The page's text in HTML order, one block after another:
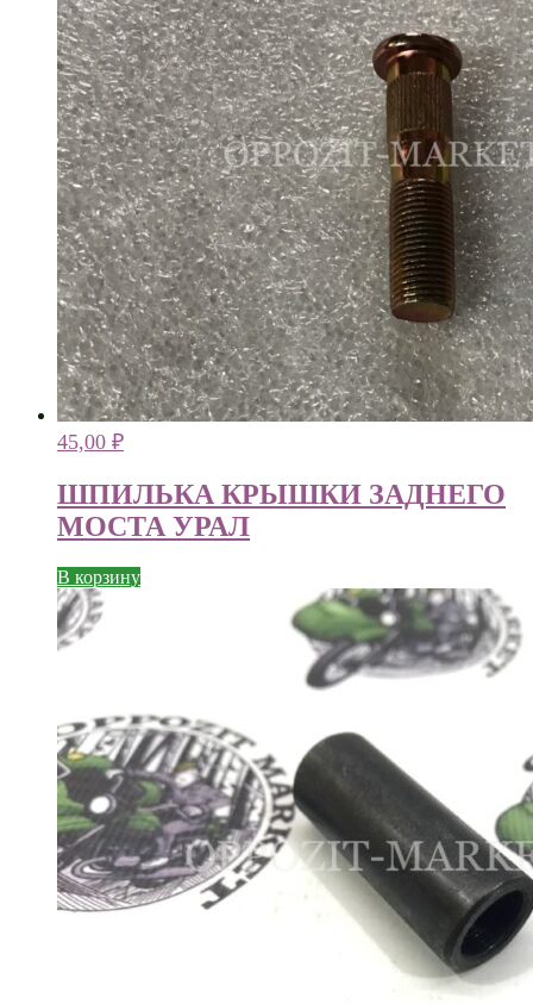
45,00 ₽
ШПИЛЬКА КРЫШКИ ЗАДНЕГО
МОСТА УРАЛ
В корзину